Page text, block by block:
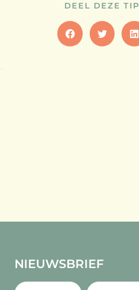
DEEL DEZE TIP
NIEUWSBRIEF